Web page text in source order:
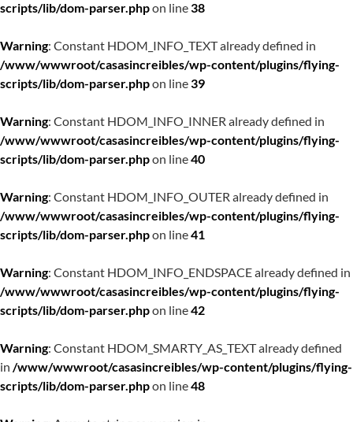
scripts/lib/dom-parser.phpon line38
Warning: Constant HDOM_INFO_TEXT already defined in
/www/wwwroot/casasincreibles/wp-content/plugins/flying-
scripts/lib/dom-parser.phpon line39
Warning: Constant HDOM_INFO_INNER already defined in
/www/wwwroot/casasincreibles/wp-content/plugins/flying-
scripts/lib/dom-parser.phpon line40
Warning: Constant HDOM_INFO_OUTER already defined in
/www/wwwroot/casasincreibles/wp-content/plugins/flying-
scripts/lib/dom-parser.phpon line41
Warning: Constant HDOM_INFO_ENDSPACE already defined in
/www/wwwroot/casasincreibles/wp-content/plugins/flying-
scripts/lib/dom-parser.phpon line42
Warning: Constant HDOM_SMARTY_AS_TEXT already defined
in /www/wwwroot/casasincreibles/wp-content/plugins/flying-
scripts/lib/dom-parser.phpon line48